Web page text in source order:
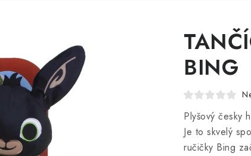
BING
Plyšový česky
Je to skvelý
ručičky Bing